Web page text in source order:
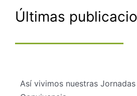
Últimas
Así vivimos nuestras